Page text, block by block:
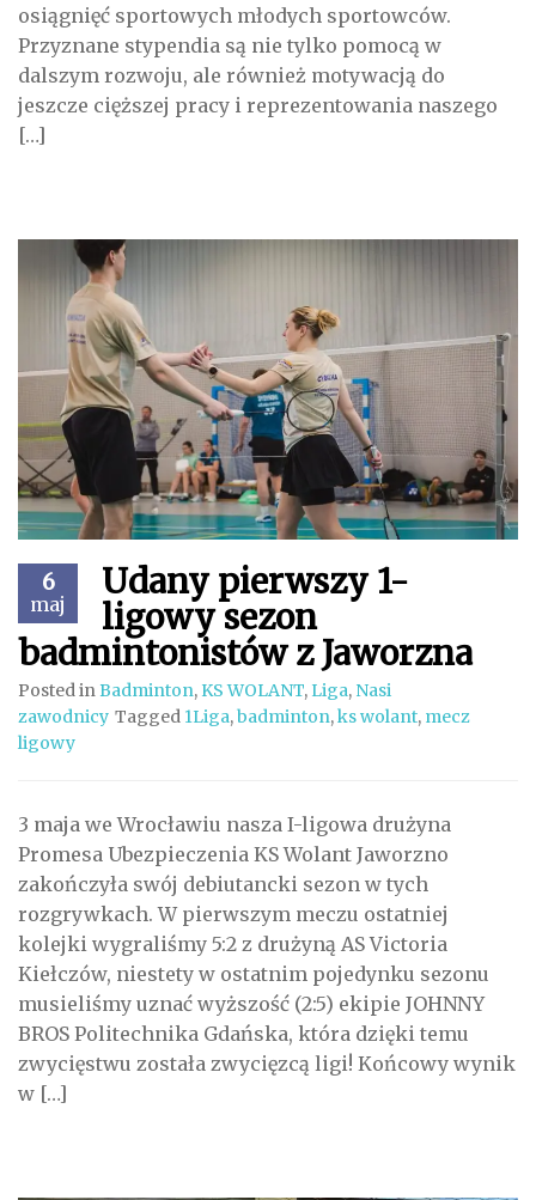
osiągnięć sportowych młodych sportowców.
Przyznane stypendia są nie tylko pomocą w
dalszym rozwoju, ale również motywacją do
jeszcze cięższej pracy i reprezentowania naszego
[…]
6
maj
Udany pierwszy 1-
ligowy sezon
badmintonistów z Jaworzna
Posted inBadminton, KS WOLANT, Liga, Nasi
zawodnicy Tagged 1Liga,badminton,ks wolant, mecz
ligowy
3 maja we Wrocławiu nasza I-ligowa drużyna
Promesa Ubezpieczenia KS Wolant Jaworzno
zakończyła swój debiutancki sezon w tych
rozgrywkach. W pierwszym meczu ostatniej
kolejki wygraliśmy 5:2 z drużyną AS Victoria
Kiełczów, niestety w ostatnim pojedynku sezonu
musieliśmy uznać wyższość (2:5) ekipie JOHNNY
BROS Politechnika Gdańska, która dzięki temu
zwycięstwu została zwycięzcą ligi! Końcowy wynik
w […]